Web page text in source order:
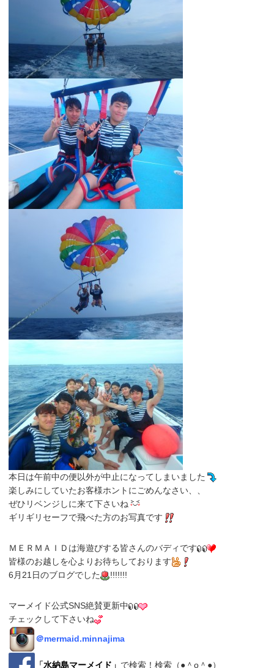
本日は午前中の便以外が中止になってしまいました
楽しみにしていたお客様ホントにごめんなさい、、
ぜひリベンジしに来て下さいね
ギリギリセーフで飛べた方のお写真です
ＭＥＲＭＡＩＤは海遊びする皆さんのバディです
皆様のお越しを心よりお待ちしております
6月21日のブログでした
!!!!!!!
マーメイド公式SNS絶賛更新中
チェックして下さいね
＠mermaid.minnajima
「水納島マーメイド 」 で検索！検索（●＾o＾●）